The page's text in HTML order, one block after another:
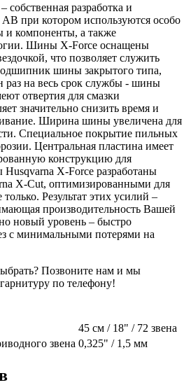
разработка и
при котором используются особо
и компоненты, а также
Шины X-Force оснащены
что позволяет служить
шины закрытого типа,
раз на весь срок службы - шины
отвертия для смазки
значительно снизить время и
Ширина шины увеличена для
Специальное покрытие пильных
Центральная пластина имеет
конструкцию для
X-Force разработаны
X-Cut, оптимизированными для
Результат этих усилий –
производительность Вашей
новый уровень – быстро
с минимальными потерями на
Позвоните нам и мы
по телефону!
45 см / 18" / 72 звена
звена 0,325" / 1,5 мм